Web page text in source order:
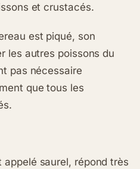
et crustacés.
est piqué, son
les autres poissons du
pas nécessaire
que tous les
saurel, répond très